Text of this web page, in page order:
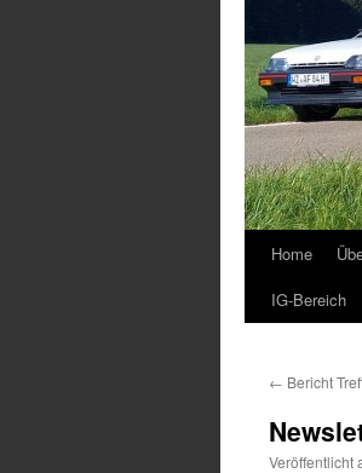
Home
IG-Bereich
← Bericht
Veröffentlicht